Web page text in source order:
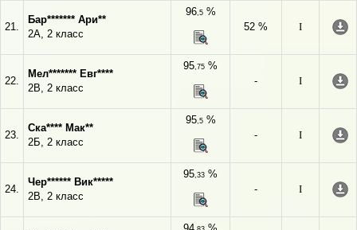
21.
Бар******* Ари**
2А, 2 класс
96,5%
52 %
I
22.
Мел******* Евг****
2В, 2 класс
95,75 %
-
I
23.
Ска**** Мак**
2Б, 2 класс
95,5%
-
I
24.
Чер****** Вик*****
2В, 2 класс
95,33 %
-
I